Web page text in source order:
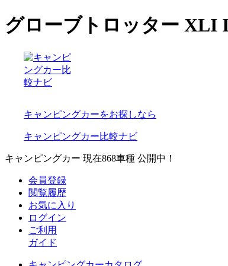
グローブトロッター XLI
キャンピングカーをお探しなら
キャンピングカー比較ナビ
キャンピングカー 現在868車種 公開中！
会員登録
閲覧履歴
お気に入り
ログイン
ご利用
ガイド